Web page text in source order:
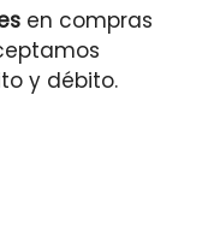
en compras
y débito.